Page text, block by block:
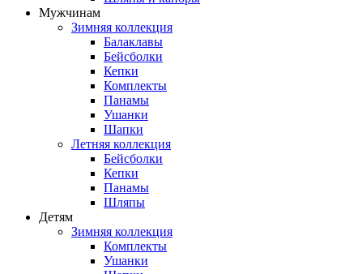
Мужчинам
Зимняя коллекция
Балаклавы
Бейсболки
Кепки
Комплекты
Панамы
Ушанки
Шапки
Летняя коллекция
Бейсболки
Кепки
Панамы
Шляпы
Детям
Зимняя коллекция
Комплекты
Ушанки